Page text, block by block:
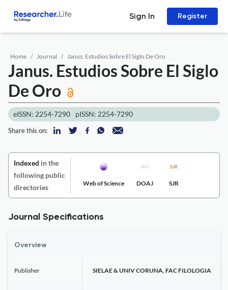
Sign In Register
Home Journal Janus. Estudios Sobre El Siglo De Oro
Janus. Estudios Sobre El Siglo
De Oro
eISSN: 2254-7290 pISSN: 2254-7290
Share this on:
Indexed in the
following public
directories
Web of Science DOAJ SJR
Journal Specifications
Overview
Publisher SIELAE & UNIV CORUNA, FAC FILOLOGIA